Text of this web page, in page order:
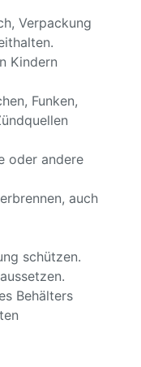
Verpackung
Kindern
Funken,
oder andere
auch
schützen.
Behälters